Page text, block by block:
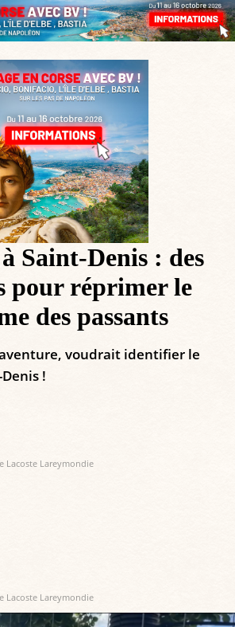
Saint-Denis : des
pour réprimer le
des passants
voudrait identifier le
!
Lacoste Lareymondie
Lacoste Lareymondie